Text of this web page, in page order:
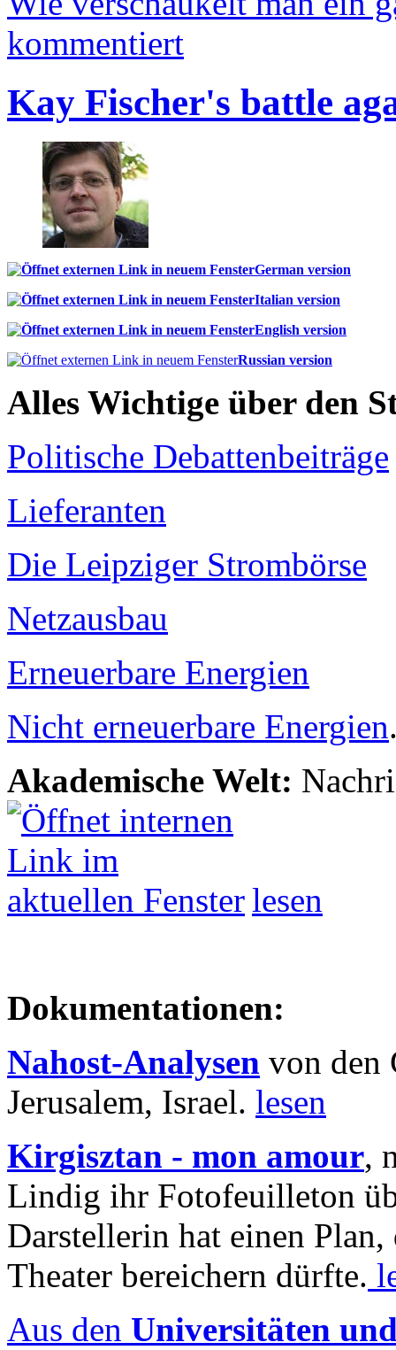
kommentiert
Kay Fischer's battle
German version
Italian version
English version
Russian version
Alles Wichtige über den
Politische Debattenbeiträge
Lieferanten
Die Leipziger Strombörse
Netzausbau
Erneuerbare Energien
Nicht erneuerbare Energien
Akademische Welt:
lesen
Dokumentationen:
Nahost-Analysen von den
Jerusalem, Israel. lesen
Kirgisztan - mon amour,
Lindig ihr Fotofeuilleton
Darstellerin hat einen Plan,
Theater bereichern dürfte.
Aus den Universitäten